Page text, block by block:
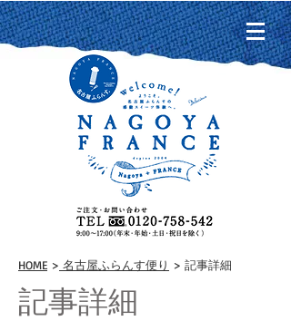
HOME > 名古屋ふらんす便り > 記事詳細
記事詳細